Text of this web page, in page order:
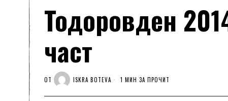
Тодоровден
част
ОТ ISKRA BOTEVA 1 МИН ЗА ПРОЧИТ